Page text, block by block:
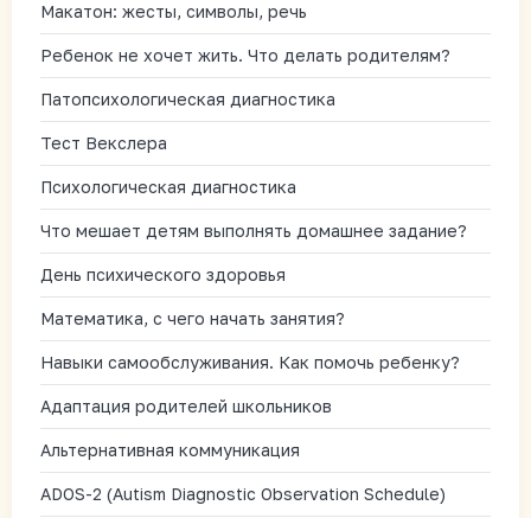
Макатон: жесты, символы, речь
Ребенок не хочет жить. Что делать родителям?
Патопсихологическая диагностика
Тест Векслера
Психологическая диагностика
Что мешает детям выполнять домашнее задание?
День психического здоровья
Математика, с чего начать занятия?
Навыки самообслуживания. Как помочь ребенку?
Адаптация родителей школьников
Альтернативная коммуникация
ADOS-2 (Autism Diagnostic Observation Schedule)